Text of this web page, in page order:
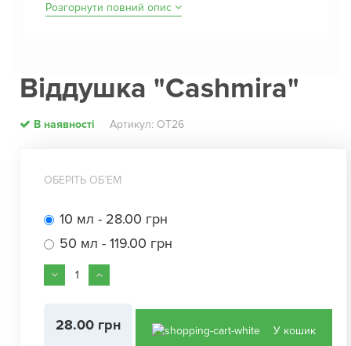
Розгорнути повний опис
Віддушка "Cashmira"
В наявності Артикул: ОТ26
ОБЕРІТЬ ОБʼЕМ
10 мл - 28.00 грн
50 мл - 119.00 грн
28.00 грн У кошик